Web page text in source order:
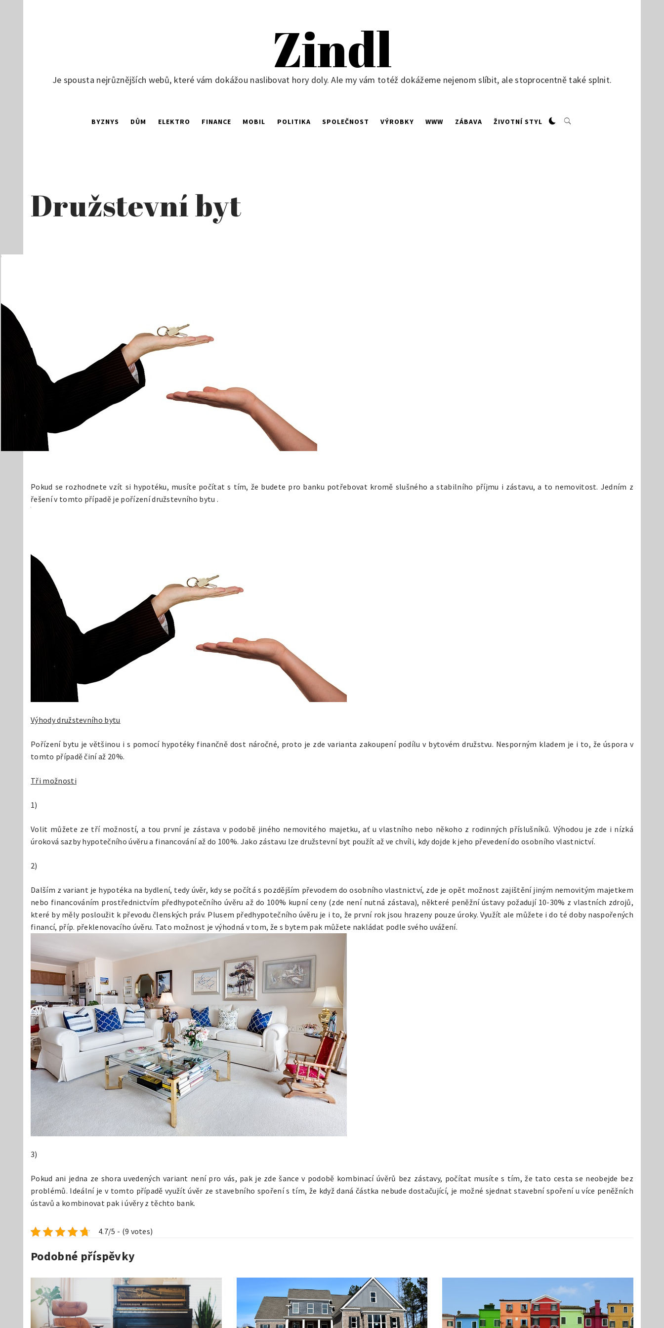
Zindl
Je spousta nejrůznějších webů, které vám dokážou naslibovat hory doly. Ale my vám totéž dokážeme nejenom slíbit, ale stoprocentně také splnit.
BYZNYS DŮM ELEKTRO FINANCE MOBIL POLITIKA SPOLEČNOST VÝROBKY WWW ZÁBAVA ŽIVOTNÍ STYL
Družstevní byt
Pokud se rozhodnete vzít si hypotéku, musíte počítat s tím, že budete pro banku potřebovat kromě slušného a stabilního příjmu i zástavu, a to nemovitost. Jedním z
řešení v tomto případě je pořízení družstevního bytu .
Výhody družstevního bytu
Pořízení bytu je většinou i s pomocí hypotéky finančně dost náročné, proto je zde varianta zakoupení podílu v bytovém družstvu. Nesporným kladem je i to, že úspora v
tomto případě činí až 20%.
Tři možnosti
1)
Volit můžete ze tří možností, a tou první je zástava v podobě jiného nemovitého majetku, ať u vlastního nebo někoho z rodinných příslušníků. Výhodou je zde i nízká
úroková sazby hypotečního úvěru a financování až do 100%. Jako zástavu lze družstevní byt použít až ve chvíli, kdy dojde k jeho převedení do osobního vlastnictví.
2)
Dalším z variant je hypotéka na bydlení, tedy úvěr, kdy se počítá s pozdějším převodem do osobního vlastnictví, zde je opět možnost zajištění jiným nemovitým majetkem
nebo financováním prostřednictvím předhypotečního úvěru až do 100% kupní ceny (zde není nutná zástava), některé peněžní ústavy požadují 10-30% z vlastních zdrojů,
které by měly posloužit k převodu členských práv. Plusem předhypotečního úvěru je i to, že první rok jsou hrazeny pouze úroky. Využít ale můžete i do té doby naspořených
financí, příp. překlenovacího úvěru. Tato možnost je výhodná v tom, že s bytem pak můžete nakládat podle svého uvážení.
3)
Pokud ani jedna ze shora uvedených variant není pro vás, pak je zde šance v podobě kombinací úvěrů bez zástavy, počítat musíte s tím, že tato cesta se neobejde bez
problémů. Ideální je v tomto případě využít úvěr ze stavebního spoření s tím, že když daná částka nebude dostačující, je možné sjednat stavební spoření u více peněžních
ústavů a kombinovat pak i úvěry z těchto bank.
4.7/5 - (9 votes)
Podobné příspěvky